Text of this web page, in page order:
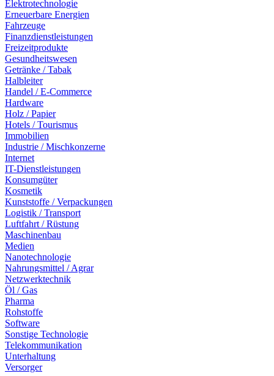
Elektrotechnologie
Erneuerbare Energien
Fahrzeuge
Finanzdienstleistungen
Freizeitprodukte
Gesundheitswesen
Getränke / Tabak
Halbleiter
Handel / E-Commerce
Hardware
Holz / Papier
Hotels / Tourismus
Immobilien
Industrie / Mischkonzerne
Internet
IT-Dienstleistungen
Konsumgüter
Kosmetik
Kunststoffe / Verpackungen
Logistik / Transport
Luftfahrt / Rüstung
Maschinenbau
Medien
Nanotechnologie
Nahrungsmittel / Agrar
Netzwerktechnik
Öl / Gas
Pharma
Rohstoffe
Software
Sonstige Technologie
Telekommunikation
Unterhaltung
Versorger